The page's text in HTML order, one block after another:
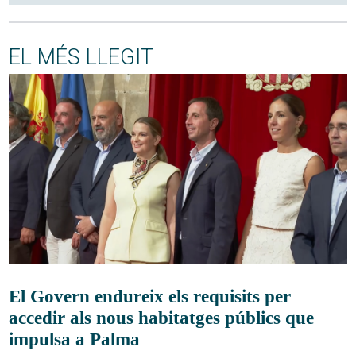
EL MÉS LLEGIT
El Govern endureix els requisits per
accedir als nous habitatges públics que
impulsa a Palma